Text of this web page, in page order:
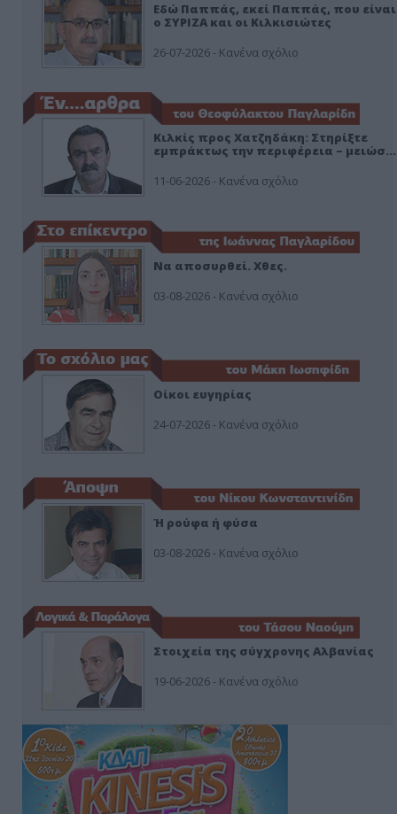
Εδώ Παππάς, εκεί Παππάς, που είναι
ο ΣΥΡΙΖΑ και οι Κιλκισιώτες
26-07-2026 - Κανένα σχόλιο
Κιλκίς προς Χατζηδάκη: Στηρίξτε
εμπράκτως την περιφέρεια – μειώσ…
11-06-2026 - Κανένα σχόλιο
Να αποσυρθεί. Χθες.
03-08-2026 - Κανένα σχόλιο
Οίκοι ευγηρίας
24-07-2026 - Κανένα σχόλιο
Ή ρούφα ή φύσα
03-08-2026 - Κανένα σχόλιο
Στοιχεία της σύγχρονης Αλβανίας
19-06-2026 - Κανένα σχόλιο